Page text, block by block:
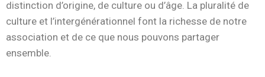
distinction d’origine, de culture ou d’âge. La pluralité de
culture et l’intergénérationnel font la richesse de notre
association et de ce que nous pouvons partager
ensemble.